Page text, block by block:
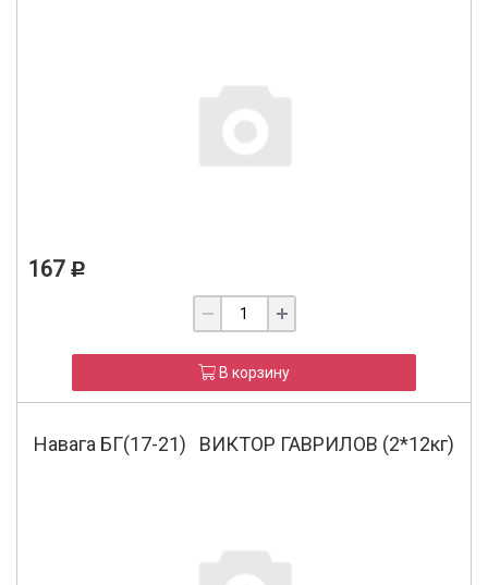
167 Р
В корзину
Навага БГ(17-21) ВИКТОР ГАВРИЛОВ (2*12кг)